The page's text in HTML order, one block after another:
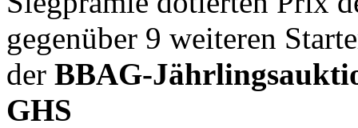
gegenüber 9 weiteren
der BBAG-
GHS